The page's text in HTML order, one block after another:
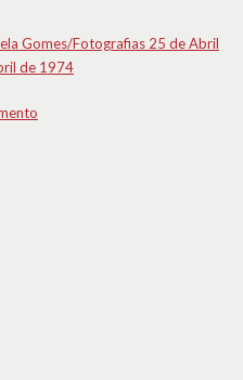
Gomes/Fotografias 25 de Abril
de 1974